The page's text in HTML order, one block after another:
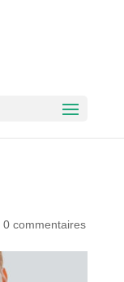
0 commentaires